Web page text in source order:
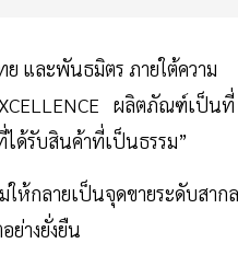
ย และพันธมิตร ภายใต้ความ
ผลิตภัณฑ์เป็นที่
ได้รับสินค้าที่เป็นธรรม”
ห้กลายเป็นจุดขายระดับสากล
างยั่งยืน